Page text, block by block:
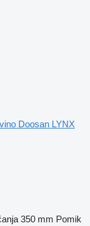
Doosan LYNX
350 mm Pomik